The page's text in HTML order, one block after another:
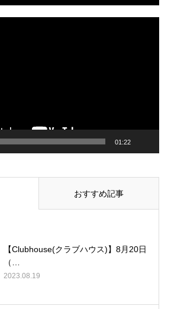
01:22
おすすめ記事
【Clubhouse(クラブハウス)】8月20日
（…
2023.08.19